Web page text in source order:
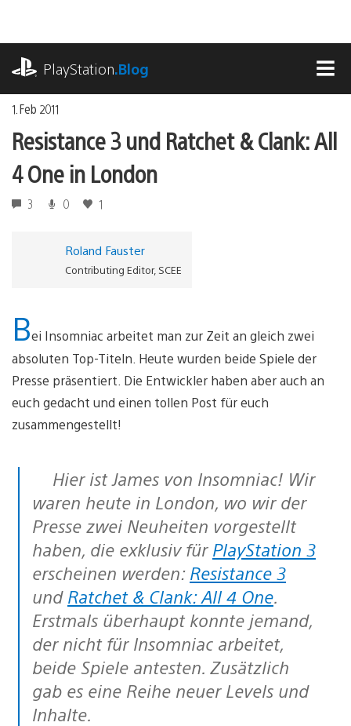
springen
PlayStation.Blog
1. Feb 2011
Resistance 3 und Ratchet & Clank: All
4 One in London
3 0 1
Roland Fauster
Contributing Editor, SCEE
Bei Insomniac arbeitet man zur Zeit an gleich zwei
absoluten Top-Titeln. Heute wurden beide Spiele der
Presse präsentiert. Die Entwickler haben aber auch an
euch gedacht und einen tollen Post für euch
zusammengestellt!
Hier ist James von Insomniac! Wir
waren heute in London, wo wir der
Presse zwei Neuheiten vorgestellt
haben, die exklusiv für PlayStation 3
erscheinen werden: Resistance 3
und Ratchet & Clank: All 4 One.
Erstmals überhaupt konnte jemand,
der nicht für Insomniac arbeitet,
beide Spiele antesten. Zusätzlich
gab es eine Reihe neuer Levels und
Inhalte.